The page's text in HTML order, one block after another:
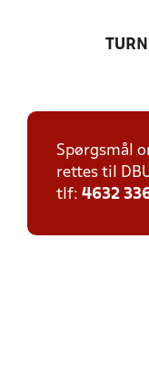
Spørgsmål
rettes til
tlf: 4632